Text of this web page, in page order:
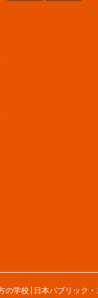
の学校 | 日本パブリック